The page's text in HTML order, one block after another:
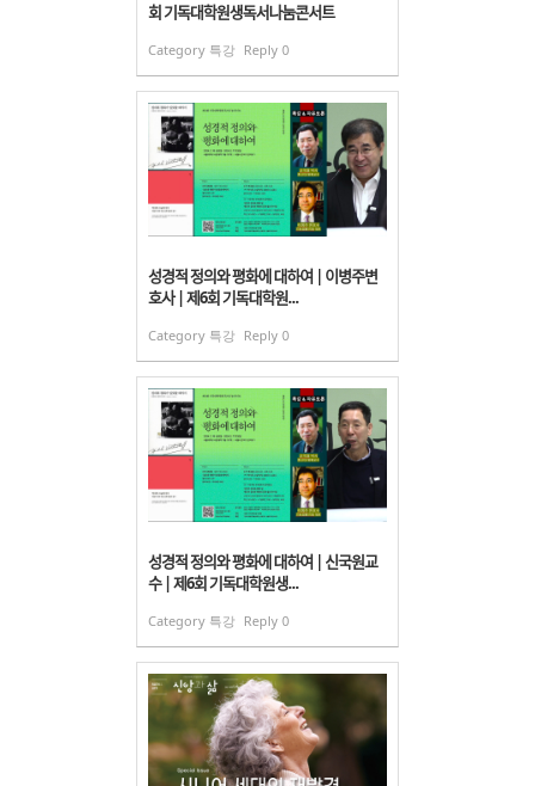
회 기독대학원생독서나눔콘서트
Category 특강 Reply 0
성경적 정의와 평화에 대하여 | 이병주변
호사 | 제6회 기독대학원...
Category 특강 Reply 0
성경적 정의와 평화에 대하여 | 신국원교
수 | 제6회 기독대학원생...
Category 특강 Reply 0